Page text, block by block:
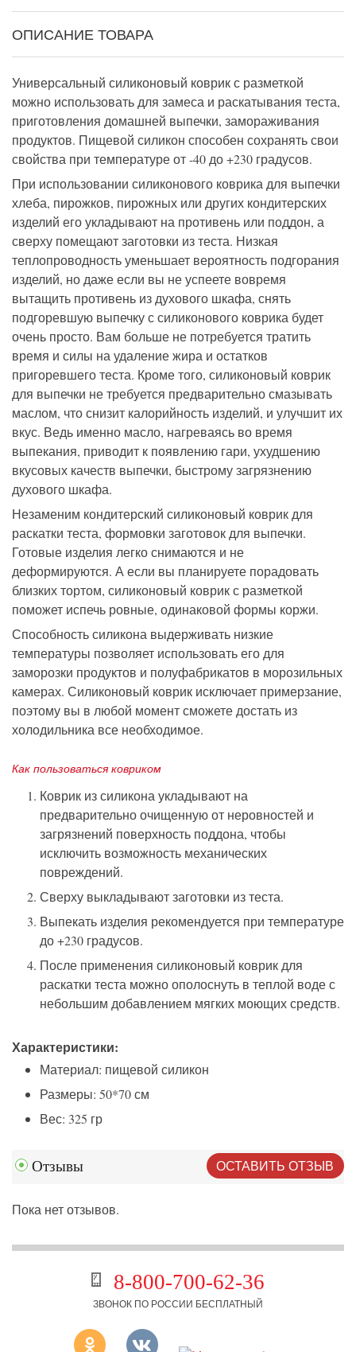
ОПИСАНИЕ ТОВАРА
Универсальный силиконовый коврик с разметкой
можно использовать для замеса и раскатывания теста,
приготовления домашней выпечки, замораживания
продуктов. Пищевой силикон способен сохранять свои
свойства при температуре от -40 до +230 градусов.
При использовании силиконового коврика для выпечки
хлеба, пирожков, пирожных или других кондитерских
изделий его укладывают на противень или поддон, а
сверху помещают заготовки из теста. Низкая
теплопроводность уменьшает вероятность подгорания
изделий, но даже если вы не успеете вовремя
вытащить противень из духового шкафа, снять
подгоревшую выпечку с силиконового коврика будет
очень просто. Вам больше не потребуется тратить
время и силы на удалениежира и остатков
пригоревшего теста. Кроме того, силиконовый коврик
для выпечки не требуется предварительно смазывать
маслом, что снизит калорийность изделий, и улучшит их
вкус. Ведь именно масло, нагреваясь во время
выпекания, приводит к появлению гари, ухудшению
вкусовых качеств выпечки, быстрому загрязнению
духового шкафа.
Незаменим кондитерский силиконовый коврик для
раскатки теста, формовки заготовок для выпечки.
Готовые изделия легко снимаются и не
деформируются. А если вы планируете порадовать
близкихтортом, силиконовый коврик с разметкой
поможет испечь ровные, одинаковой формы коржи.
Способность силикона выдерживать низкие
температуры позволяет использовать его для
заморозки продуктов и полуфабрикатов в морозильных
камерах. Силиконовый коврик исключает примерзание,
поэтому вы в любой момент сможете достать из
холодильника все необходимое.
Как пользоваться ковриком
Коврик из силикона укладывают на
предварительно очищенную от неровностей и
загрязнений поверхность поддона, чтобы
исключить возможность механических
повреждений.
Сверху выкладывают заготовки из теста.
Выпекать изделия рекомендуется при температуре
до +230 градусов.
После применения силиконовый коврик для
раскатки теста можно ополоснуть в теплой водес
небольшим добавлением мягких моющих средств.
Характеристики:
Материал: пищевой силикон
Размеры: 50*70 см
Вес: 325 гр
Отзывы ОСТАВИТЬ ОТЗЫВ
Пока нет отзывов.
8-800-700-62-36
ЗВОНОК ПО РОССИИ БЕСПЛАТНЫЙ